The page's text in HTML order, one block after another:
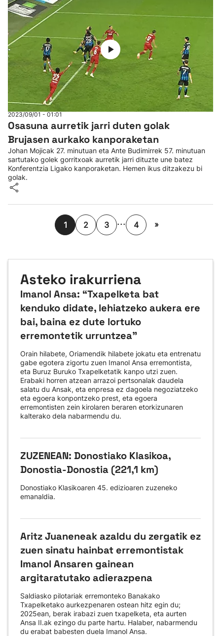
2023/09/01 - 01:01
Osasuna aurretik jarri duten golak
Brujasen aurkako kanporaketan
Johan Mojicak 27. minutuan eta Ante Budimirrek 57. minutuan
sartutako golek gorritxoak aurretik jarri dituzte une batez
Konferentzia Ligako kanporaketan. Hemen ikus ditzakezu bi
golak.
1 2 3 ... 4 »
Asteko irakurriena
Imanol Ansa: “Txapelketa bat
kenduko didate, lehiatzeko aukera ere
bai, baina ez dute lortuko
erremontetik urruntzea"
Orain hilabete, Oriamendik hilabete jokatu eta entrenatu
gabe egotera zigortu zuen Imanol Ansa erremontista,
eta Buruz Buruko Txapelketatik kanpo utzi zuen.
Erabaki horren atzean arrazoi pertsonalak daudela
salatu du Ansak, eta enpresa ez dagoela negoziatzeko
eta egoera konpontzeko prest, eta egoera
erremontisten zein kirolaren beraren etorkizunaren
kalterako dela nabarmendu du.
ZUZENEAN: Donostiako Klasikoa,
Donostia-Donostia (221,1 km)
Donostiako Klasikoaren 45. edizioaren zuzeneko
emanaldia.
Aritz Juaneneak azaldu du zergatik ez
zuen sinatu hainbat erremontistak
Imanol Ansaren gainean
argitaratutako adierazpena
Saldiasko pilotariak erremonteko Banakako
Txapelketako aurkezpenaren ostean hitz egin du;
2025ean, berak irabazi zuen txapelketa, eta aurten
Ansa II.ak ezingo du parte hartu. Halaber, nabarmendu
du erabat babesten duela Imanol Ansa.